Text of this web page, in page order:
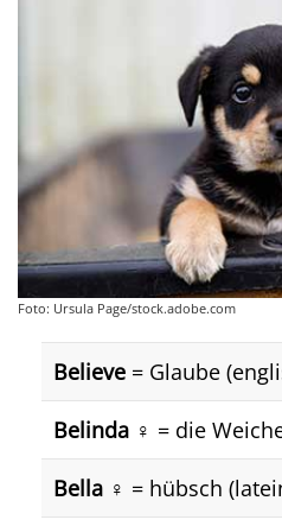
Foto: Ursula Page/stock.adobe.com
Believe = Glaube
Belinda ♀️ = die
Bella ♀️ = hübsch